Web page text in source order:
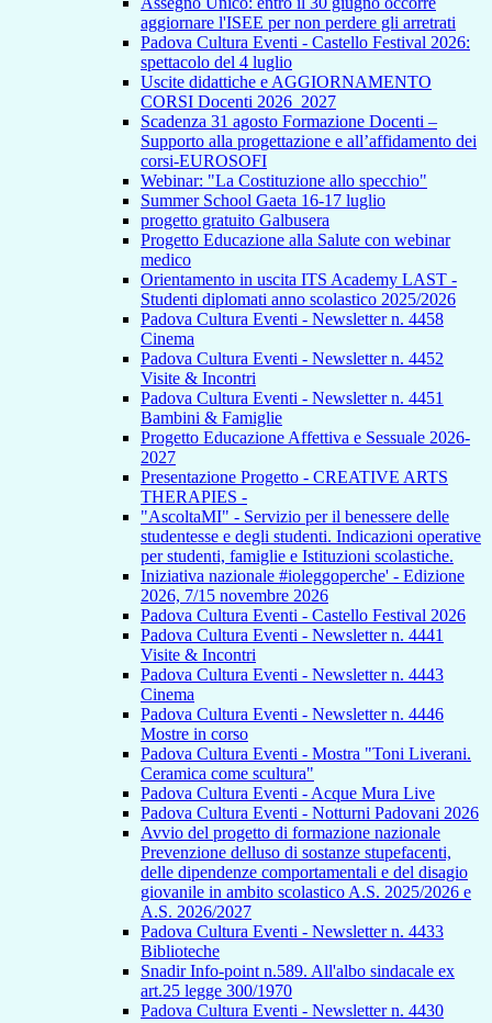
aggiornare l'ISEE per non perdere gli arretrati
Padova Cultura Eventi - Castello Festival 2026:
spettacolo del 4 luglio
Uscite didattiche e AGGIORNAMENTO
CORSI Docenti 2026_2027
Scadenza 31 agosto Formazione Docenti –
Supporto alla progettazione e all’affidamento dei
corsi-EUROSOFI
Webinar: "La Costituzione allo specchio"
Summer School Gaeta 16-17 luglio
progetto gratuito Galbusera
Progetto Educazione alla Salute con webinar
medico
Orientamento in uscita ITS Academy LAST -
Studenti diplomati anno scolastico 2025/2026
Padova Cultura Eventi - Newsletter n. 4458
Cinema
Padova Cultura Eventi - Newsletter n. 4452
Visite & Incontri
Padova Cultura Eventi - Newsletter n. 4451
Bambini & Famiglie
Progetto Educazione Affettiva e Sessuale 2026-
2027
Presentazione Progetto - CREATIVE ARTS
THERAPIES -
"AscoltaMI" - Servizio per il benessere delle
studentesse e degli studenti. Indicazioni operative
per studenti, famiglie e Istituzioni scolastiche.
Iniziativa nazionale #ioleggoperche' - Edizione
2026, 7/15 novembre 2026
Padova Cultura Eventi - Castello Festival 2026
Padova Cultura Eventi - Newsletter n. 4441
Visite & Incontri
Padova Cultura Eventi - Newsletter n. 4443
Cinema
Padova Cultura Eventi - Newsletter n. 4446
Mostre in corso
Padova Cultura Eventi - Mostra "Toni Liverani.
Ceramica come scultura"
Padova Cultura Eventi - Acque Mura Live
Padova Cultura Eventi - Notturni Padovani 2026
Avvio del progetto di formazione nazionale
Prevenzione delluso di sostanze stupefacenti,
delle dipendenze comportamentali e del disagio
giovanile in ambito scolastico A.S. 2025/2026 e
A.S. 2026/2027
Padova Cultura Eventi - Newsletter n. 4433
Biblioteche
Snadir Info-point n.589. All'albo sindacale ex
art.25 legge 300/1970
Padova Cultura Eventi - Newsletter n. 4430